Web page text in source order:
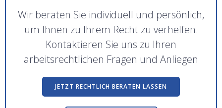
Wir beraten Sie individuell und persönlich,
um Ihnen zu Ihrem Recht zu verhelfen.
Kontaktieren Sie uns zu Ihren
arbeitsrechtlichen Fragen und Anliegen
JETZT RECHTLICH BERATEN LASSEN